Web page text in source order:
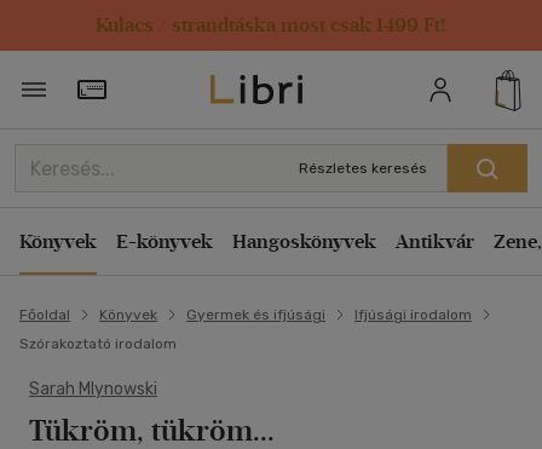
Kulacs / strandtáska most csak 1499 Ft!
Törzsvásárlói Kártya adatai
Részletes keresés
Könyvek E-könyvek Hangoskönyvek Antikvár
Főoldal Könyvek Gyermek és ifjúsági
Ifjúsági irodalom
Szórakoztató irodalom
Sarah Mlynowski
Tükröm, tükröm...